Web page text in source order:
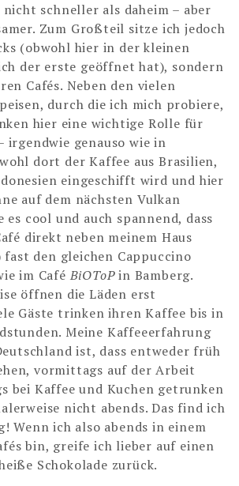
schneller als daheim – aber
Zum Großteil sitze ich jedoch
(obwohl hier in der kleinen
der erste geöffnet hat), sondern
Cafés. Neben den vielen
durch die ich mich probiere,
hier eine wichtige Rolle für
irgendwie genauso wie in
dort der Kaffee aus Brasilien,
eingeschifft wird und hier
auf dem nächsten Vulkan
cool und auch spannend, dass
direkt neben meinem Haus
fast den gleichen Cappuccino
im Café BiOToPin Bamberg.
öffnen die Läden erst
Gäste trinken ihren Kaffee bis in
Meine Kaffeeerfahrung
ist, dass entweder früh
vormittags auf der Arbeit
bei Kaffee und Kuchen getrunken
nicht abends. Das find ich
Wenn ich also abends in einem
bin, greife ich lieber auf einen
Schokolade zurück.